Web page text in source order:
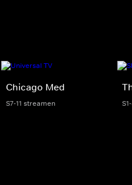
Chicago Med
S7-11 streamen